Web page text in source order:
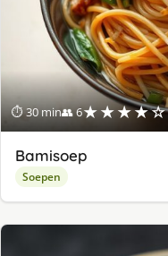
⏱ 30 min👥 6★★★★☆
Bamisoep
Soepen